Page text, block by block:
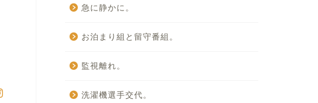
急に静かに。
お泊まり組と留守番組。
監視離れ。
洗濯機選手交代。